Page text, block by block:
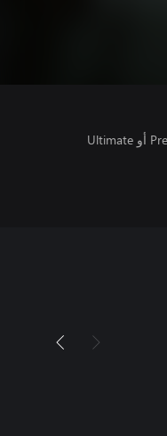
تتطلب اللعبة متعددة اللاعبين عبر الإنترنت توفر Xbox Game Pass Essential أو Premium أو Ultimate